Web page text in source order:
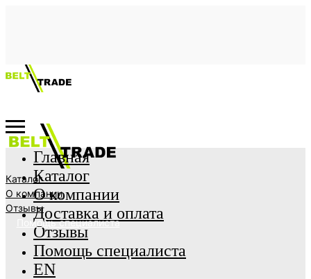
Каталог
О компании
Отзывы
Помощь специалиста
Главная
Каталог
О компании
Доставка и оплата
Отзывы
Помощь специалиста
EN